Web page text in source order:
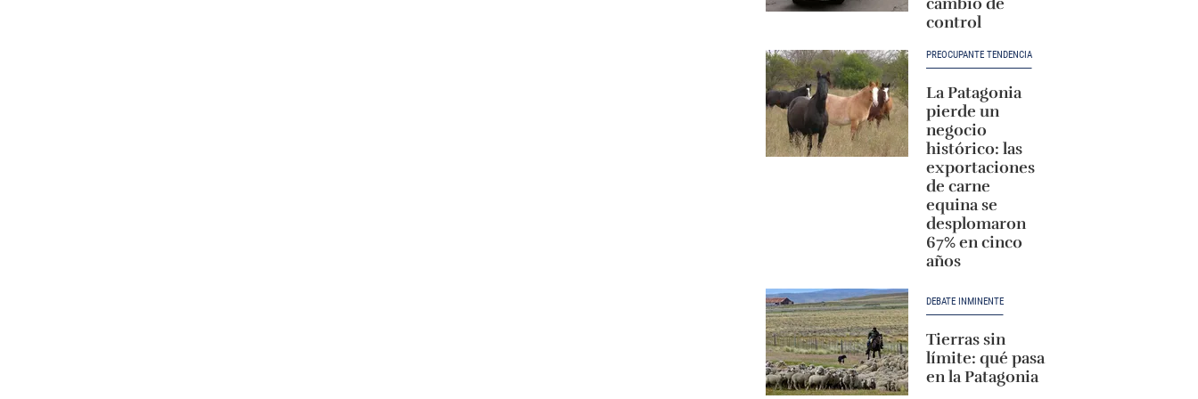
control
PREOCUPANTE TENDENCIA
La Patagonia
pierde un
negocio
histórico: las
exportaciones
de carne
equina se
desplomaron
67% en cinco
años
DEBATE INMINENTE
Tierras sin
límite: qué pasa
en la Patagonia